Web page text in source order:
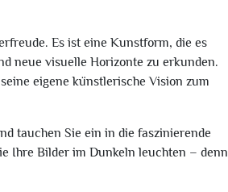
Es ist eine Kunstform, die es
neue visuelle Horizonte zu erkunden.
eigene künstlerische Vision zum
tauchen Sie ein in die faszinierende
Ihre Bilder im Dunkeln leuchten – denn